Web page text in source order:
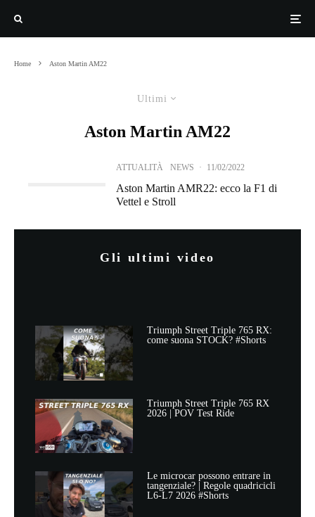
Home Aston Martin AM22
Ultimi
Aston Martin AM22
ATTUALITÀ NEWS · 11/02/2022
Aston Martin AMR22: ecco la F1 di
Vettel e Stroll
Gli ultimi video
Triumph Street Triple 765 RX:
come suona STOCK? #Shorts
Triumph Street Triple 765 RX
2026 | POV Test Ride
Le microcar possono entrare in
tangenziale? | Regole quadricicli
L6-L7 2026 #Shorts